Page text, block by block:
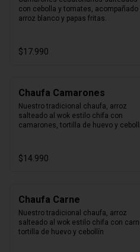
con cebolla y tomates, acompañado
arroz blanco y papas fritas.
$17.990
Chaufa Camarones
Nuestro tradicional chaufa, arroz
salteado al wok estilo chifa con
camarones, tortilla de huevo y
$14.990
Chaufa Carne
Nuestro tradicional chaufa, arroz
salteado al wok estilo chifa con
tortilla de huevo y cebollín